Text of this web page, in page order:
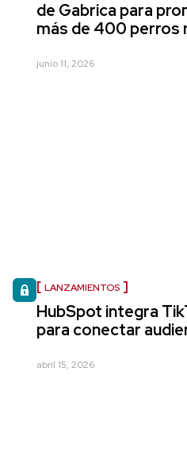
de Gabrica para
más de 400 perros
junio 11, 2026
LANZAMIENTOS
HubSpot integra
para conectar
abril 15, 2026